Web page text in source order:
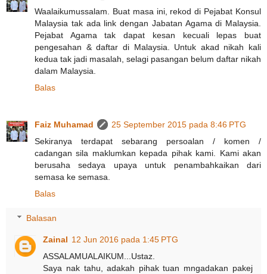
Waalaikumussalam. Buat masa ini, rekod di Pejabat Konsul
Malaysia tak ada link dengan Jabatan Agama di Malaysia.
Pejabat Agama tak dapat kesan kecuali lepas buat
pengesahan & daftar di Malaysia. Untuk akad nikah kali
kedua tak jadi masalah, selagi pasangan belum daftar nikah
dalam Malaysia.
Balas
Faiz Muhamad
25 September 2015 pada 8:46 PTG
Sekiranya terdapat sebarang persoalan / komen /
cadangan sila maklumkan kepada pihak kami. Kami akan
berusaha sedaya upaya untuk penambahkaikan dari
semasa ke semasa.
Balas
Balasan
Zainal 12 Jun 2016 pada 1:45 PTG
ASSALAMUALAIKUM...Ustaz.
Saya nak tahu, adakah pihak tuan mngadakan pakej